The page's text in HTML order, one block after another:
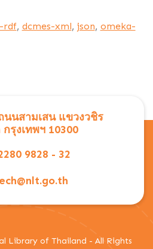
rdf, dcmes-xml, json, omeka-
นสามเสน แขวงวชิร
รุงเทพฯ 10300
9828 - 32
Library of Thailand - All Rights